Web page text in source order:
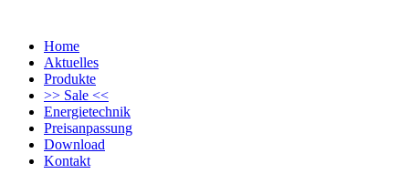
Home
Aktuelles
Produkte
>> Sale <<
Energietechnik
Preisanpassung
Download
Kontakt